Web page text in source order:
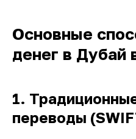
Основные
денег в Дубай
1.
переводы